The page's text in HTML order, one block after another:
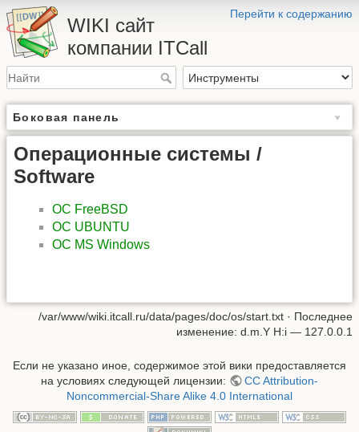
Перейти к содержанию
WIKI сайт
компании ITCall
Боковая панель
Операционные системы /
Software
ОС FreeBSD
ОС UBUNTU
ОС MS Windows
/var/www/wiki.itcall.ru/data/pages/doc/os/start.txt · Последнее
изменение: d.m.Y H:i — 127.0.0.1
Если не указано иное, содержимое этой вики предоставляется
на условиях следующей лицензии:
CC Attribution-
Noncommercial-Share Alike 4.0 International